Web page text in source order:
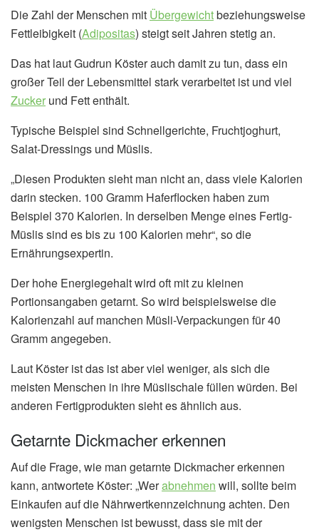
Die Zahl der Menschen mit Übergewichtbeziehungsweise
Fettleibigkeit (Adipositas) steigt seit Jahren stetig an.
Das hat laut Gudrun Köster auch damit zu tun, dass ein
großer Teil der Lebensmittel stark verarbeitet ist und viel
Zucker und Fett enthält.
Typische Beispiel sind Schnellgerichte, Fruchtjoghurt,
Salat-Dressings und Müslis.
„Diesen Produkten sieht man nicht an, dass viele Kalorien
darin stecken. 100 Gramm Haferflocken haben zum
Beispiel 370 Kalorien. In derselben Menge eines Fertig-
Müslis sind es bis zu 100 Kalorien mehr“, so die
Ernährungsexpertin.
Der hohe Energiegehalt wird oft mit zu kleinen
Portionsangaben getarnt. So wird beispielsweise die
Kalorienzahl auf manchen Müsli-Verpackungen für 40
Gramm angegeben.
Laut Köster ist das ist aber viel weniger, als sich die
meisten Menschen in ihre Müslischale füllen würden. Bei
anderen Fertigprodukten sieht es ähnlich aus.
Getarnte Dickmacher erkennen
Auf die Frage, wie man getarnte Dickmacher erkennen
kann, antwortete Köster: „Werabnehmen will, sollte beim
Einkaufen auf die Nährwertkennzeichnung achten. Den
wenigsten Menschen ist bewusst, dass sie mit der